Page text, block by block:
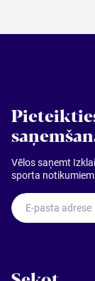
Izvēlēties
periodu
Vēlos saņemt
sporta notikumiem
E-pasta adrese